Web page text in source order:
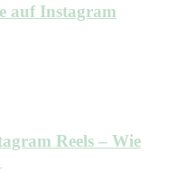
auf Instagram
Reels – Wie